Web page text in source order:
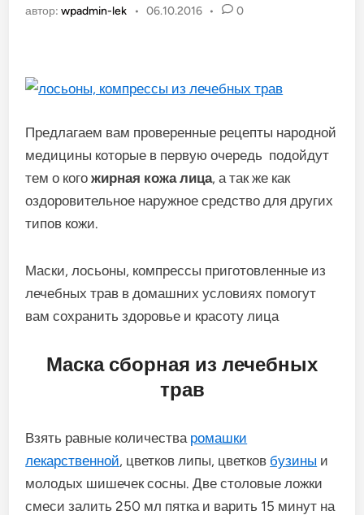
автор:wpadmin-lek • 06.10.2016 • 0
Предлагаем вам проверенные рецепты народной
медицины которые в первую очередь подойдут
тем о кого жирная кожа лица, а так же как
оздоровительное наружное средство для других
типов кожи.
Маски, лосьоны, компрессы приготовленные из
лечебных трав в домашних условиях помогут
вам сохранить здоровье и красоту лица
Маска сборная из лечебных
трав
Взять равные количества ромашки
лекарственной, цветков липы, цветков бузины и
молодых шишечек сосны. Две столовые ложки
смеси залить 250 мл пятка и варить 15 минут на